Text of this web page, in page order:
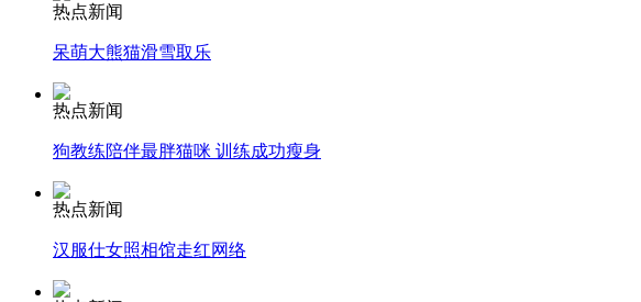
热点新闻
呆萌大熊猫滑雪取乐
热点新闻
狗教练陪伴最胖猫咪 训练成功瘦身
热点新闻
汉服仕女照相馆走红网络